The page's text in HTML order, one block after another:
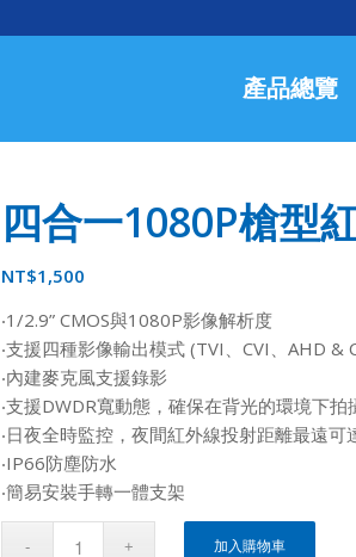
產品總覽
四合一1080P槍型
NT$1,500
‧1/2.9” CMOS與1080P影像解析度
‧支援四種影像輸出模式 (TVI、CVI、AHD &
‧內建麥克風支援錄影
‧支援DWDR寬動態，確保在背光的環境下
‧日夜全時監控，夜間紅外線投射距離最遠可
‧IP66防塵防水
‧簡易安裝手轉一體支架
加入購物車